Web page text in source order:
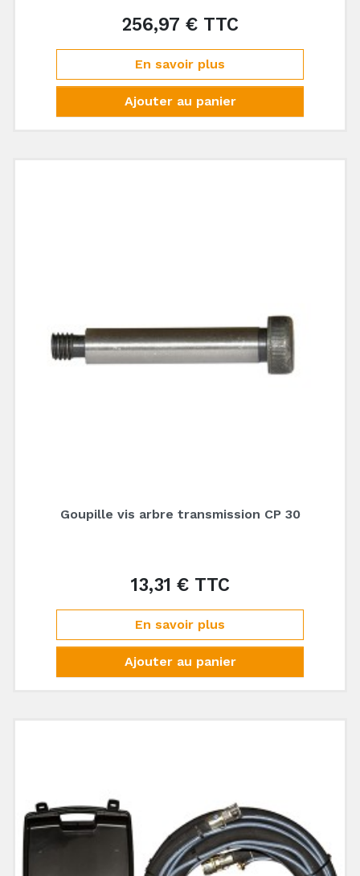
256,97 € TTCPrix
En savoir plus
Ajouter au panier
Goupille vis arbre transmission CP 30
13,31 € TTCPrix
En savoir plus
Ajouter au panier